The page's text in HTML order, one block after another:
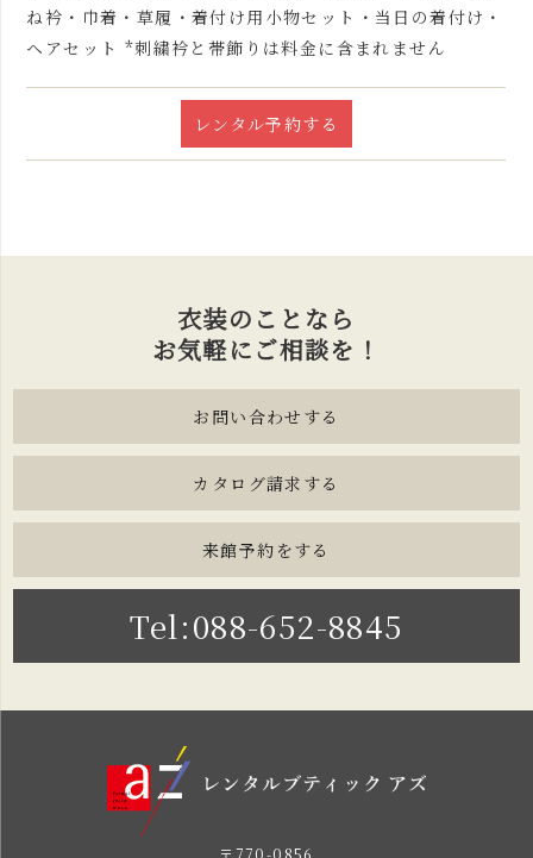
ね衿・巾着・草履・着付け用小物セット・当日の着付け・
ヘアセット *刺繍衿と帯飾りは料金に含まれません
レンタル予約する
衣装のことなら
お気軽にご相談を！
お問い合わせする
カタログ請求する
来館予約をする
Tel:088-652-8845
〒770-0856